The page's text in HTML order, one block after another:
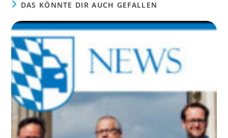
DAS KÖNNTE DIR AUCH GEFALLEN